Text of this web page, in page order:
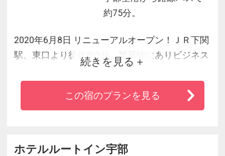
約75分。
2020年6月8日 リニューアルオープン！ＪＲ下関
駅、東口より徒歩約3分。繁華街にありビジネス
や観光の拠点には最適な立地。人気スポットの
唐戸魚市場やしものせき水族館「海響館」、赤
間神宮などの観光地へのアクセスは抜群。下関
続きを見る
この宿のプランを見る
ホテルルートイン宇部